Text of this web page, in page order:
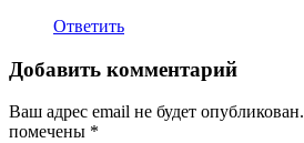
Ответить
Добавить комментарий
Ваш адрес email не будет опубликован.
помечены *